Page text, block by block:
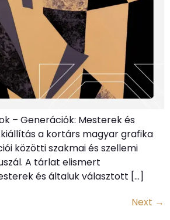
– Generációk: Mesterek és
a kortárs magyar grafika
közötti szakmai és szellemi
A tárlat elismert
és általuk választott […]
Next →